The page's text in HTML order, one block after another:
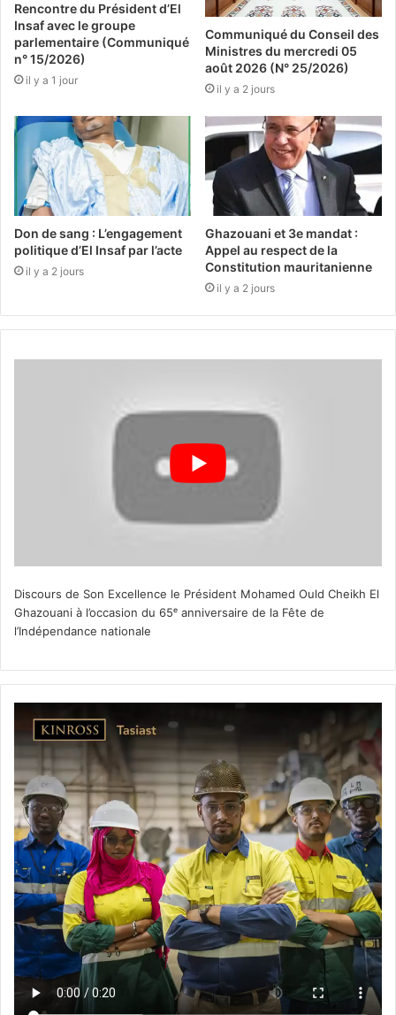
Rencontre du Président d’El
Insaf avec le groupe
parlementaire (Communiqué
n° 15/2026)
il y a 1 jour
Communiqué du Conseil des
Ministres du mercredi 05
août 2026 (N° 25/2026)
il y a 2 jours
Don de sang : L’engagement
politique d’El Insaf par l’acte
il y a 2 jours
Ghazouani et 3e mandat :
Appel au respect de la
Constitution mauritanienne
il y a 2 jours
Discours de Son Excellence le Président Mohamed Ould Cheikh El
Ghazouani à l’occasion du 65ᵉ anniversaire de la Fête de
l’Indépendance nationale